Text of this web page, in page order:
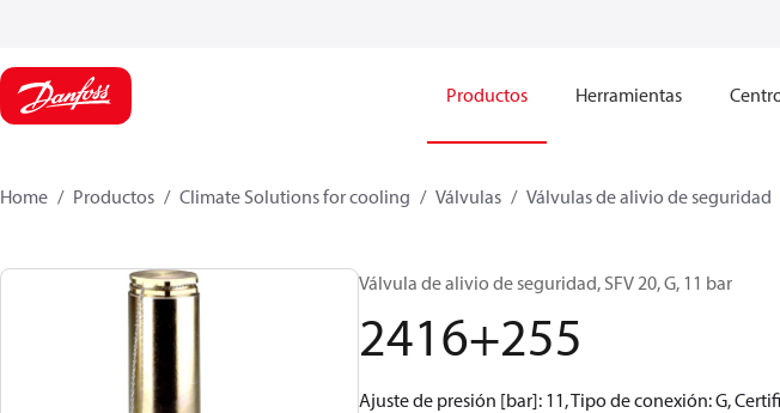
Productos Herramientas
Home Productos Climate Solutions for cooling Válvulas Válvulas de alivio de seguridad
Válvula de alivio de seguridad, SFV 20, G, 11 bar
2416+255
Ajuste de presión [bar]: 11, Tipo de conexión: G,